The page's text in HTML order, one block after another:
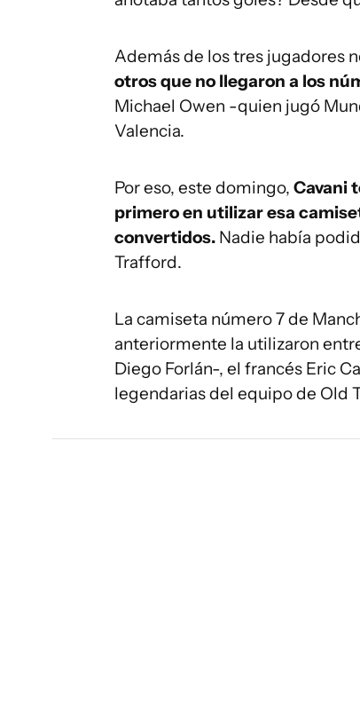
Además de los tres jugadores
otros que no llegaron a los
Michael Owen -quien jugó
Valencia.
Por eso, este domingo, Cavani
primero en utilizar esa
convertidos. Nadie había
Trafford.
La camiseta número 7 de
anteriormente la utilizaron
Diego Forlán-, el francés Eric
legendarias del equipo de Old